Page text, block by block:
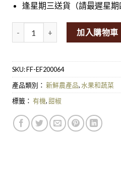
逢星期三送貨（請最遲星期
Local Organic Sweet Pepper
加入購物車
SKU:FF-EF200064
產品類別： 新鮮農產品, 水果和蔬菜
標籤： 有機,甜椒